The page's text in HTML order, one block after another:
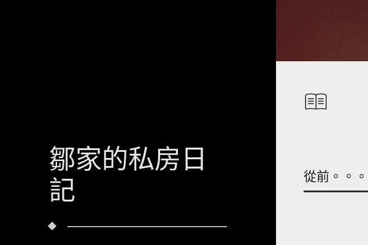
鄒家的私房日
記
從前。。。